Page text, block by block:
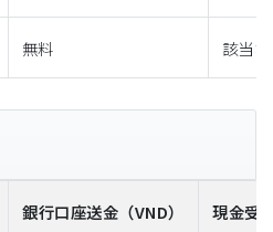
無料 該当
銀行口座送金 （VND） 現金受